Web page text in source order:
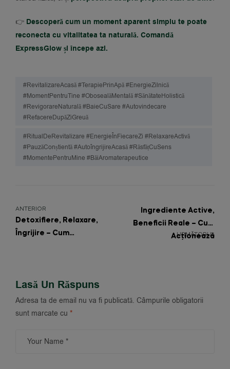
👉 Descoperă cum un moment aparent simplu te poate
reconecta cu vitalitatea ta naturală. Comandă
ExpressGlow și începe azi.
#revitalizareAcasă #terapiePrinApă #energieZilnică
#momentPentruTine #obosealăMentală #sănătateHolistică
#revigorareNaturală #baieCuSare #autovindecare
#refacereDupăZiGreuă
#ritualDeRevitalizare #energieÎnFiecareZi #relaxareActivă
#pauzăConștientă #autoîngrijireAcasă #răsfățCuSens
#momentePentruMine #băiAromaterapeutice
ANTERIOR
Detoxifiere, Relaxare,
Îngrijire – Cum
URMĂTORUL
Ingrediente Active,
Beneficii Reale – Cum
Acționează
Lasă Un Răspuns
Adresa ta de email nu va fi publicată. Câmpurile obligatorii
sunt marcate cu *